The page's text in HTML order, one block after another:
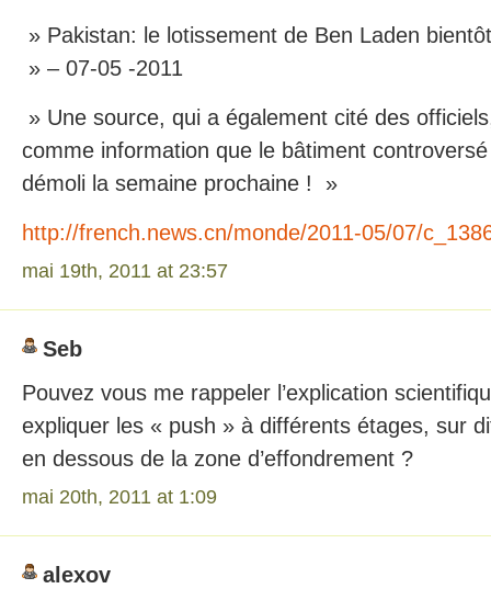
» Pakistan: le lotissement de Ben Laden
» – 07-05 -2011
» Une source, qui a également cité des
comme information que le bâtiment
démoli la semaine prochaine ! »
http://french.news.cn/monde/2011-05/07/
mai 19th, 2011 at 23:57
Seb
Pouvez vous me rappeler l’explication
expliquer les « push » à différents étages, sur
en dessous de la zone d’effondrement ?
mai 20th, 2011 at 1:09
alexov